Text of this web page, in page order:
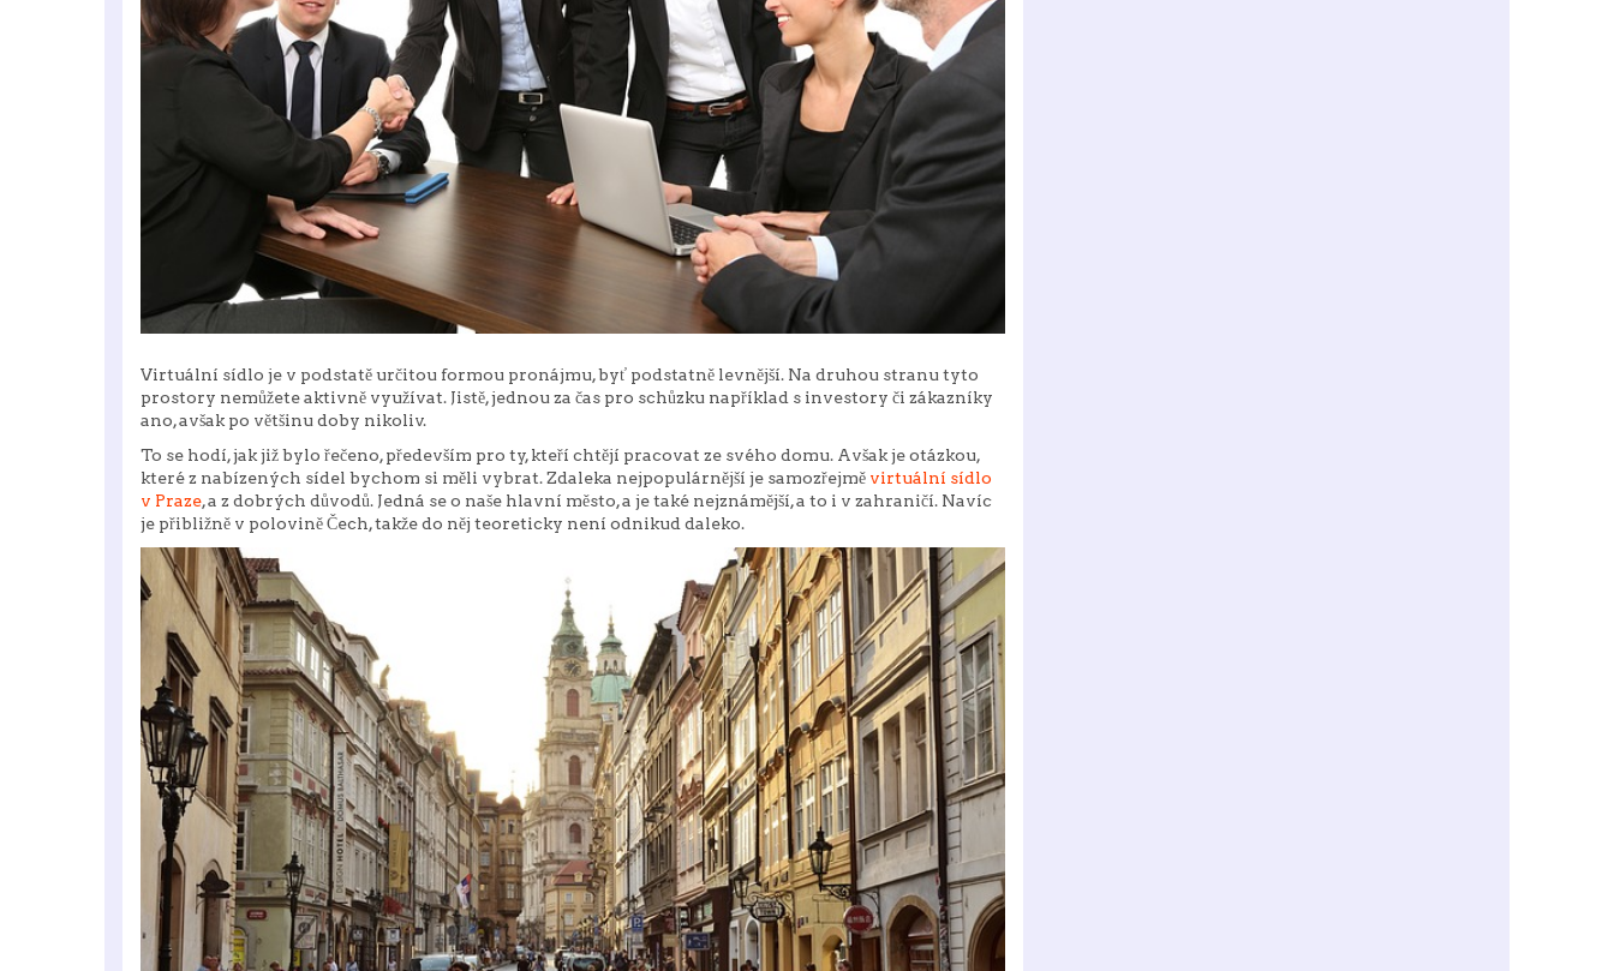
Virtuální sídlo je v podstatě určitou formou pronájmu, byť podstatně levnější. Na druhou stranu tyto
prostory nemůžete aktivně využívat. Jistě, jednou za čas pro schůzku například s investory či zákazníky
ano, avšak po většinu doby nikoliv.
To se hodí, jak již bylo řečeno, především pro ty, kteří chtějí pracovat ze svého domu. Avšak je otázkou,
které z nabízených sídel bychom si měli vybrat. Zdaleka nejpopulárnější je samozřejmě virtuální sídlo
v Praze, a z dobrých důvodů. Jedná se o naše hlavní město, a je také nejznámější, a to i v zahraničí. Navíc
je přibližně v polovině Čech, takže do něj teoreticky není odnikud daleko.